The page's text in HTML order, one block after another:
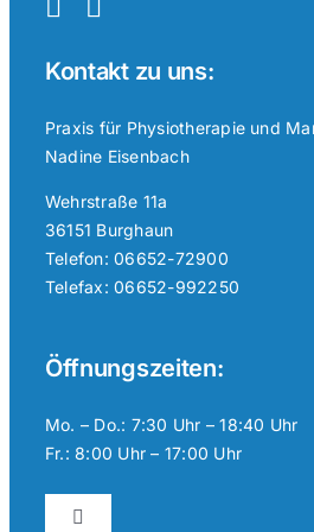
Kontakt zu uns:
Praxis für Physiotherapie und
Nadine Eisenbach
Wehrstraße 11a
36151 Burghaun
Telefon: 06652-72900
Telefax: 06652-992250
Öffnungszeiten:
Mo. – Do.: 7:30 Uhr – 18:40 Uhr
Fr.: 8:00 Uhr – 17:00 Uhr